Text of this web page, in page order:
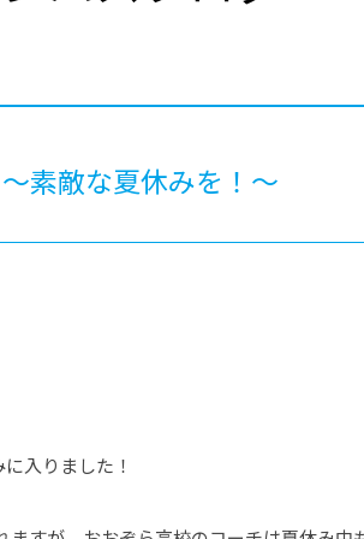
素敵な夏休みを！～
入りました！